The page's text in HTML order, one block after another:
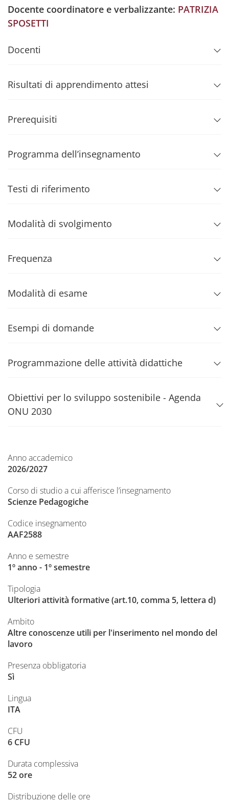
Docente coordinatore e verbalizzante: PATRIZIA
SPOSETTI
Docenti
Risultati di apprendimento attesi
Prerequisiti
Programma dell’insegnamento
Testi di riferimento
Modalità di svolgimento
Frequenza
Modalità di esame
Esempi di domande
Programmazione delle attività didattiche
Obiettivi per lo sviluppo sostenibile - Agenda
ONU 2030
Anno accademico
2026/2027
Corso di studio a cui afferisce l’insegnamento
Scienze Pedagogiche
Codice insegnamento
AAF2588
Anno e semestre
1º anno - 1º semestre
Tipologia
Ulteriori attività formative (art.10, comma 5, lettera d)
Ambito
Altre conoscenze utili per l'inserimento nel mondo del
lavoro
Presenza obbligatoria
Sì
Lingua
ITA
CFU
6 CFU
Durata complessiva
52 ore
Distribuzione delle ore